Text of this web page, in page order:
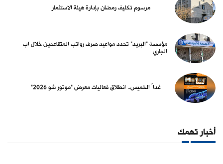
مرسوم تكليف رمضان بإدارة هيئة الاستثمار
مؤسسة "البريد" تحدد مواعيد صرف رواتب المتقاعدين خلال آب
الجاري
غداً الخميس.. انطلاق فعاليات معرض "موتور شو 2026"
أخبار تهمك